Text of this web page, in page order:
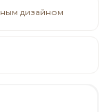
дизайном